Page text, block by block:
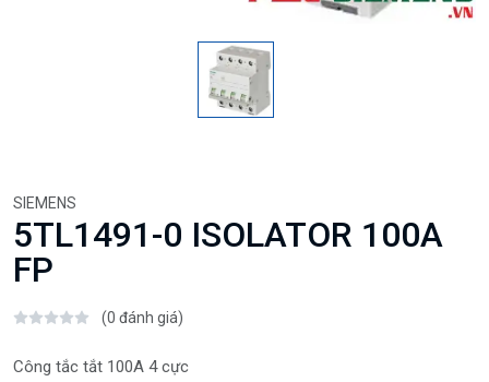
SIEMENS
5TL1491-0 ISOLATOR 100A
FP
(0 đánh giá)
Công tắc tắt 100A 4 cực